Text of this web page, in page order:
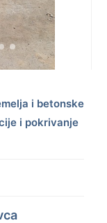
i betonske
i pokrivanje